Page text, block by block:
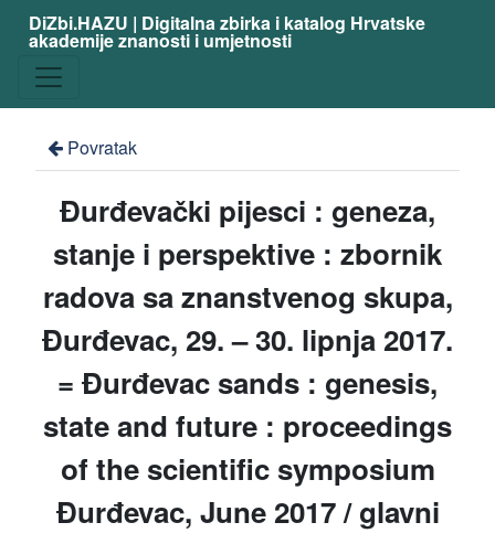
DiZbi.HAZU | Digitalna zbirka i katalog Hrvatske
akademije znanosti i umjetnosti
Povratak
Đurđevački pijesci : geneza,
stanje i perspektive : zbornik
radova sa znanstvenog skupa,
Đurđevac, 29. – 30. lipnja 2017.
= Đurđevac sands : genesis,
state and future : proceedings
of the scientific symposium
Đurđevac, June 2017 / glavni